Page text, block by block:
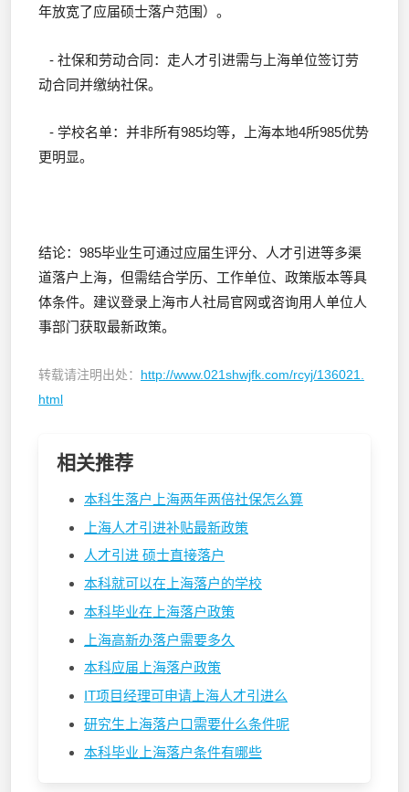
年放宽了应届硕士落户范围）。
- 社保和劳动合同：走人才引进需与上海单位签订劳
动合同并缴纳社保。
- 学校名单：并非所有985均等，上海本地4所985优势
更明显。
结论：985毕业生可通过应届生评分、人才引进等多渠
道落户上海，但需结合学历、工作单位、政策版本等具
体条件。建议登录上海市人社局官网或咨询用人单位人
事部门获取最新政策。
转载请注明出处： http://www.021shwjfk.com/rcyj/136021.
html
相关推荐
本科生落户上海两年两倍社保怎么算
上海人才引进补贴最新政策
人才引进 硕士直接落户
本科就可以在上海落户的学校
本科毕业在上海落户政策
上海高新办落户需要多久
本科应届上海落户政策
IT项目经理可申请上海人才引进么
研究生上海落户口需要什么条件呢
本科毕业上海落户条件有哪些